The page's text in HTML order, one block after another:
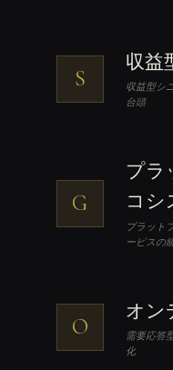
S
収益
収益型シ
台頭
G
プラ
コシ
プラット
ービスの
O
オン
需要応答
化